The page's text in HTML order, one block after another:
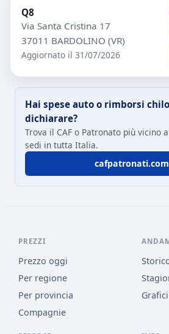
Q8
Via Santa Cristina 17
37011 BARDOLINO (VR)
Aggiornato il 31/07/2026
Hai spese auto o rimborsi
dichiarare?
Trova il CAF o Patronato più vicino
sedi in tutta Italia.
PREZZI
Prezzo oggi
Per regione
Per provincia
Compagnie
Grafici